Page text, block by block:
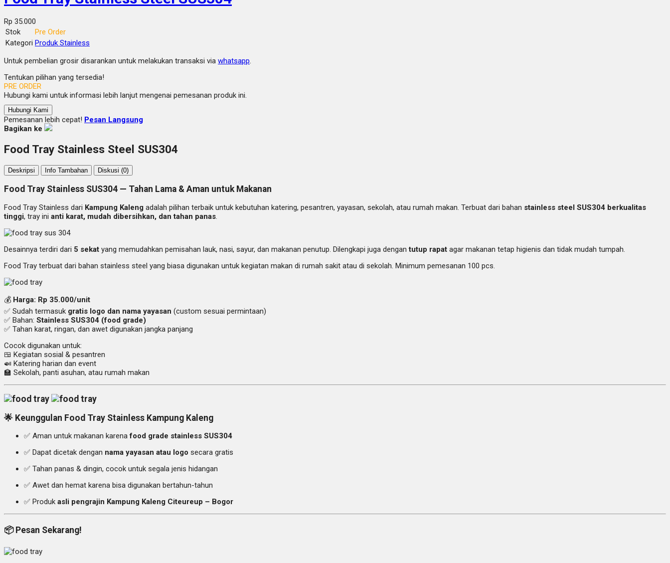
Rp 35.000
Stok
Pre Order
Kategori Produk Stainless
Untuk pembelian grosir disarankan untuk melakukan transaksi via whatsapp.
Tentukan pilihan yang tersedia!
PRE ORDER
Hubungi kami untuk informasi lebih lanjut mengenai pemesanan produk ini.
Hubungi Kami
Pemesanan lebih cepat! Pesan Langsung
Bagikan ke
Food Tray Stainless Steel SUS304
Deskripsi Info Tambahan Diskusi (0)
Food Tray Stainless SUS304 — Tahan Lama & Aman untuk Makanan
Food Tray Stainless dari Kampung Kaleng adalah pilihan terbaik untuk kebutuhan katering, pesantren, yayasan, sekolah, atau rumah makan. Terbuat dari bahan stainless steel SUS304 berkualitas
tinggi, tray ini anti karat, mudah dibersihkan, dan tahan panas.
Desainnya terdiri dari 5 sekat yang memudahkan pemisahan lauk, nasi, sayur, dan makanan penutup. Dilengkapi juga dengantutup rapat agar makanan tetap higienis dan tidak mudah tumpah.
Food Tray terbuat dari bahan stainless steel yang biasa digunakan untuk kegiatan makan di rumah sakit atau di sekolah. Minimum pemesanan 100 pcs.
💰 Harga: Rp 35.000/unit
✅ Sudah termasuk gratis logo dan nama yayasan (custom sesuai permintaan)
✅ Bahan: Stainless SUS304 (food grade)
✅ Tahan karat, ringan, dan awet digunakan jangka panjang
Cocok digunakan untuk:
🍱 Kegiatan sosial & pesantren
🍛 Katering harian dan event
🏫 Sekolah, panti asuhan, atau rumah makan
🌟 Keunggulan Food Tray Stainless Kampung Kaleng
✅ Aman untuk makanan karenafood grade stainless SUS304
✅ Dapat dicetak dengan nama yayasan atau logo secara gratis
✅ Tahan panas & dingin, cocok untuk segala jenis hidangan
✅ Awet dan hemat karena bisa digunakan bertahun-tahun
✅ Produk asli pengrajin Kampung Kaleng Citeureup – Bogor
📦 Pesan Sekarang!